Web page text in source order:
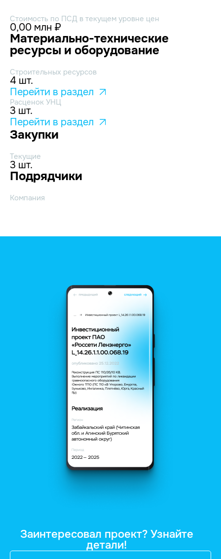
Стоимость по ПСД в текущем уровне цен
0,00 млн ₽
Материально-технические
ресурсы и оборудование
Строительных ресурсов
4 шт.
Перейти в раздел
Расценок УНЦ
3 шт.
Перейти в раздел
Закупки
Текущие
3 шт.
Подрядчики
Компания
Заинтересовал проект? Узнайте
детали!